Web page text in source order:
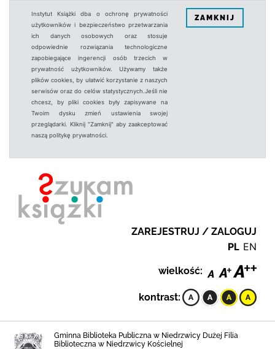
Instytut Książki dba o ochronę prywatności
użytkowników i bezpieczeństwo przetwarzania
ich danych osobowych oraz stosuje
odpowiednie rozwiązania technologiczne
zapobiegające ingerencji osób trzecich w
prywatność użytkowników. Używamy także
plików cookies, by ułatwić korzystanie z naszych
serwisów oraz do celów statystycznych.Jeśli nie
chcesz, by pliki cookies były zapisywane na
Twoim dysku zmień ustawienia swojej
przeglądarki. Kliknij "Zamknij" aby zaakceptować
naszą politykę prywatności.
ZAMKNIJ
ZAREJESTRUJ / ZALOGUJ
PL EN
wielkość:
kontrast:
Gminna Biblioteka Publiczna w Niedrzwicy Dużej Filia
Biblioteczna w Niedrzwicy Kościelnej